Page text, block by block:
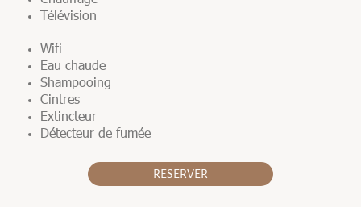
Télévision
Wifi
Eau chaude
Shampooing
Cintres
Extincteur
Détecteur de fumée
RESERVER